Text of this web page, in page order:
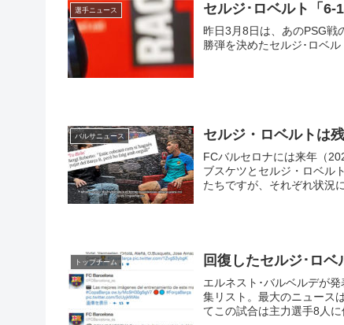
選手ニュース セルジ･ロベルト「6-
昨日3月8日は、あのPSG戦
勝弾を決めたセルジ･ロベ
バルサニュース セルジ・ロベルトは
FCバルセロナには来年（
ブスケツとセルジ・ロベル
たちですが、それぞれ状況
トップチーム 回復したセルジ･ロ
エルネスト･バルベルデが
集リスト。最大のニュース
てこの試合は主力選手8人